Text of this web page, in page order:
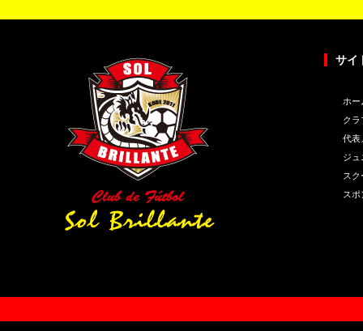
サイ
ホー
クラ
代表
ジュ
スク
スポ